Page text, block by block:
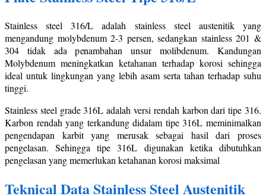
Stainless steel 316/L adalah stainless steel austenitik yang
mengandung molybdenum 2-3 persen, sedangkan stainless 201 &
304 tidak ada penambahan unsur molibdenum. Kandungan
Molybdenum meningkatkan ketahanan terhadap korosi sehingga
ideal untuk lingkungan yang lebih asam serta tahan terhadap suhu
tinggi.
Stainless steel grade 316L adalah versi rendah karbon dari tipe 316.
Karbon rendah yang terkandung didalam tipe 316L meminimalkan
pengendapan karbit yang merusak sebagai hasil dari proses
pengelasan. Sehingga tipe 316L digunakan ketika dibutuhkan
pengelasan yang memerlukan ketahanan korosi maksimal
Teknical Data Stainless Steel Austenitik